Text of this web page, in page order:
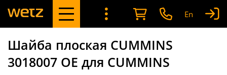
En
Шайба плоская CUMMINS
3018007 OE для CUMMINS